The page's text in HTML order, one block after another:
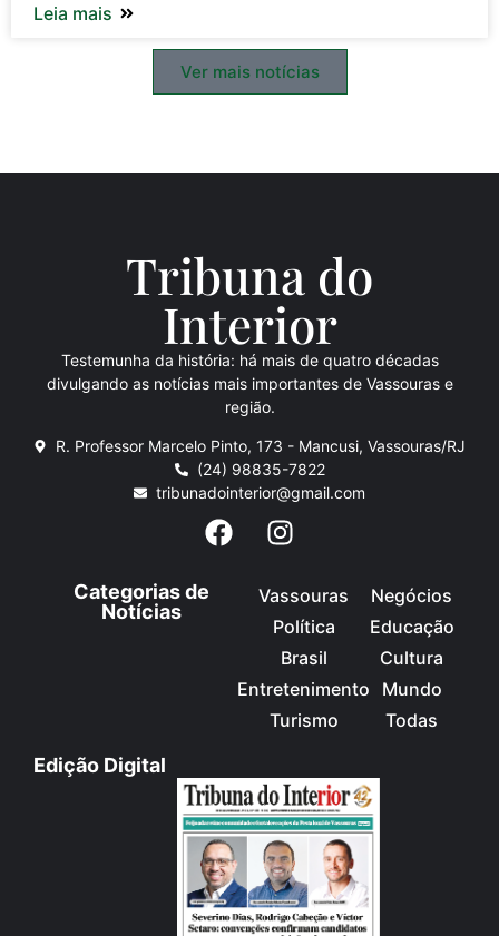
Leia mais
Ver mais notícias
Tribuna do
Interior
Testemunha da história: há mais de quatro décadas
divulgando as notícias mais importantes de Vassouras e
região.
R. Professor Marcelo Pinto, 173 - Mancusi, Vassouras/RJ
(24) 98835-7822
tribunadointerior@gmail.com
Categorias de
Notícias
Vassouras
Política
Brasil
Entretenimento
Turismo
Negócios
Educação
Cultura
Mundo
Todas
Edição Digital